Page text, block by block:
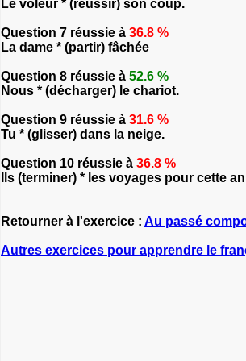
Le voleur * (réussir) son coup.
Question 7 réussie à 36.8 %
La dame * (partir) fâchée
Question 8 réussie à 52.6 %
Nous * (décharger) le chariot.
Question 9 réussie à 31.6 %
Tu * (glisser) dans la neige.
Question 10 réussie à 36.8 %
Ils (terminer) * les voyages pour cette
Retourner à l'exercice : Au passé
Autres exercices pour apprendre le